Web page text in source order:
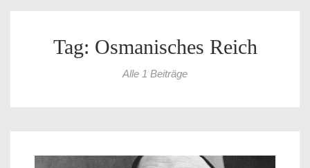
Tag: Osmanisches Reich
Alle 1 Beiträge